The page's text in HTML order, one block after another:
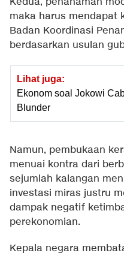
maka harus mendapat
Badan Koordinasi
berdasarkan usulan
Lihat juga:
Ekonom soal Jokowi
Blunder
Namun, pembukaan
menuai kontra dari
sejumlah kalangan
investasi miras justru
dampak negatif
perekonomian.
Kepala negara